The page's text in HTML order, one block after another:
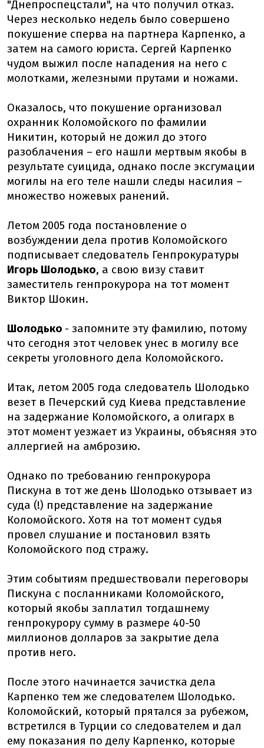
"Днепроспецстали", на что получил отказ.
Через несколько недель было совершено
покушение сперва на партнера Карпенко, а
затем на самого юриста. Сергей Карпенко
чудом выжил после нападения на него с
молотками, железными прутами и ножами.
Оказалось, что покушение организовал
охранник Коломойского по фамилии
Никитин, который не дожил до этого
разоблачения – его нашли мертвым якобы в
результате суицида, однако после эксгумации
могилы на его теле нашли следы насилия –
множество ножевых ранений.
Летом 2005 года постановление о
возбуждении дела против Коломойского
подписывает следователь Генпрокуратуры
Игорь Шолодько, а свою визу ставит
заместитель генпрокурора на тот момент
Виктор Шокин.
Шолодько - запомните эту фамилию, потому
что сегодня этот человек унес в могилу все
секреты уголовного дела Коломойского.
Итак, летом 2005 года следователь Шолодько
везет в Печерский суд Киева представление
на задержание Коломойского, а олигарх в
этот момент уезжает из Украины, объясняя это
аллергией на амброзию.
Однако по требованию генпрокурора
Пискуна в тот же день Шолодько отзывает из
суда (!) представление на задержание
Коломойского. Хотя на тот момент судья
провел слушание и постановил взять
Коломойского под стражу.
Этим событиям предшествовали переговоры
Пискуна с посланниками Коломойского,
который якобы заплатил тогдашнему
генпрокурору сумму в размере 40-50
миллионов долларов за закрытие дела
против него.
После этого начинается зачистка дела
Карпенко тем же следователем Шолодько.
Коломойский, который прятался за рубежом,
встретился в Турции со следователем и дал
ему показания по делу Карпенко, которые